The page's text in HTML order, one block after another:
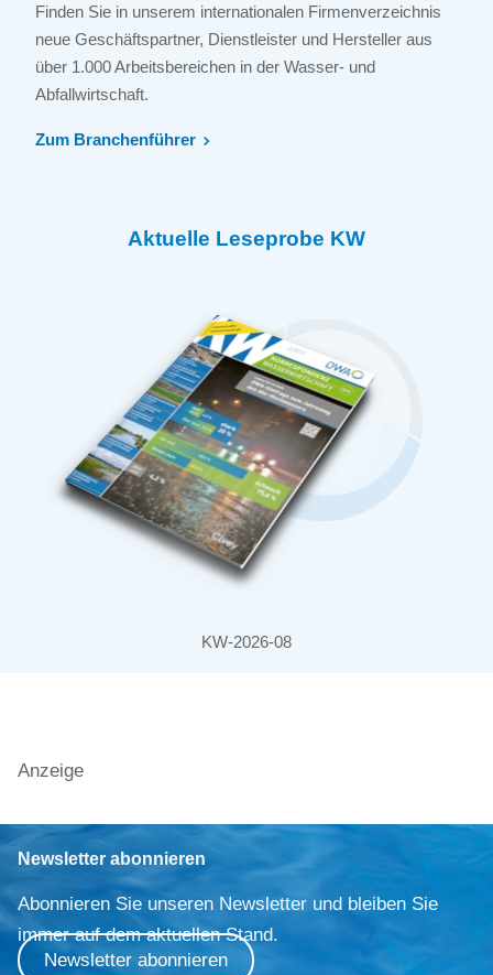
Finden Sie in unserem internationalen Firmenverzeichnis
neue Geschäftspartner, Dienstleister und Hersteller aus
über 1.000 Arbeitsbereichen in der Wasser- und
Abfallwirtschaft.
Zum Branchenführer
Aktuelle Leseprobe KW
KW-2026-08
Anzeige
Newsletter abonnieren
Abonnieren Sie unseren Newsletter und bleiben Sie
immer auf dem aktuellen Stand.
Newsletter abonnieren